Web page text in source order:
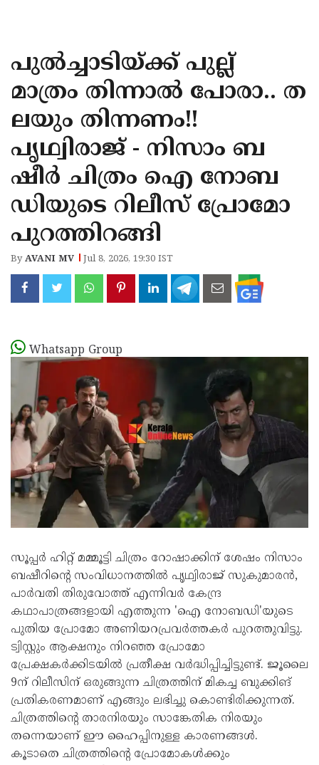
KANNUR
KASARAGOD
പുൽച്ചാടിയ്ക്ക് പുല്ല്
മാത്രം തിന്നാൽ പോരാ.. ത
ലയും തിന്നണം!!
പൃഥ്വിരാജ് - നിസാം ബ
ഷീർ ചിത്രം ഐ നോബ
ഡിയുടെ റിലീസ് പ്രോമോ
പുറത്തിറങ്ങി
ByAVANI MV Jul 8, 2026, 19:30 IST
Whatsapp Group
സൂപ്പർ ഹിറ്റ് മമ്മൂട്ടി ചിത്രം റോഷാക്കിന് ശേഷം നിസാം
ബഷീറിന്റെ സംവിധാനത്തിൽ പൃഥ്വിരാജ് സുകുമാരൻ,
പാർവതി തിരുവോത്ത് എന്നിവർ കേന്ദ്ര
കഥാപാത്രങ്ങളായി എത്തുന്ന 'ഐ നോബഡി'യുടെ
പുതിയ പ്രോമോ അണിയറപ്രവർത്തകർ പുറത്തുവിട്ടു.
ട്വിസ്റ്റും ആക്ഷനും നിറഞ്ഞ പ്രോമോ
പ്രേക്ഷകർക്കിടയിൽ പ്രതീക്ഷ വർദ്ധിപ്പിച്ചിട്ടുണ്ട്. ജൂലൈ
9ന് റിലീസിന് ഒരുങ്ങുന്ന ചിത്രത്തിന് മികച്ച ബുക്കിങ്
പ്രതികരണമാണ് എങ്ങും ലഭിച്ചു കൊണ്ടിരിക്കുന്നത്.
ചിത്രത്തിന്റെ താരനിരയും സാങ്കേതിക നിരയും
തന്നെയാണ് ഈ ഹൈപ്പിനുള്ള കാരണങ്ങൾ.
കൂടാതെ ചിത്രത്തിന്റെ പ്രോമോകൾക്കും